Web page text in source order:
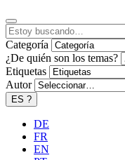
Categoría
¿De quién son los temas?
Etiquetas
Autor
ES ?
DE
FR
EN